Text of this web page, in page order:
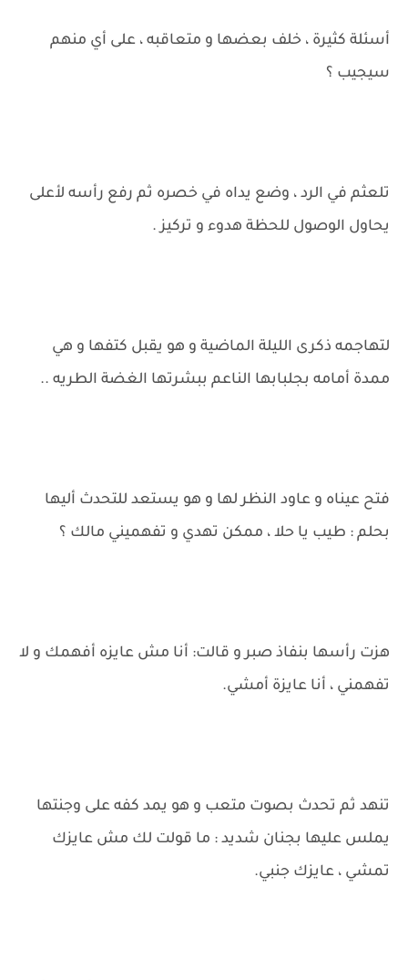
أسئلة كثيرة ، خلف بعضها و متعاقبه ، على أي منهم
سيجيب ؟
تلعثم في الرد ، وضع يداه في خصره ثم رفع رأسه لأعلى
يحاول الوصول للحظة هدوء و تركيز .
لتهاجمه ذكرى الليلة الماضية و هو يقبل كتفها و هي
ممدة أمامه بجلبابها الناعم ببشرتها الغضة الطريه ..
فتح عيناه و عاود النظر لها و هو يستعد للتحدث أليها
بحلم : طيب يا حلا ، ممكن تهدي و تفهميني مالك ؟
هزت رأسها بنفاذ صبر و قالت: أنا مش عايزه أفهمك و لا
تفهمني ، أنا عايزة أمشي.
تنهد ثم تحدث بصوت متعب و هو يمد كفه على وجنتها
يملس عليها بجنان شديد : ما قولت لك مش عايزك
تمشي ، عايزك جنبي.